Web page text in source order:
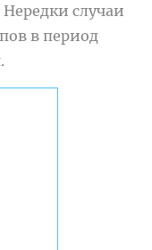
случаи
в период